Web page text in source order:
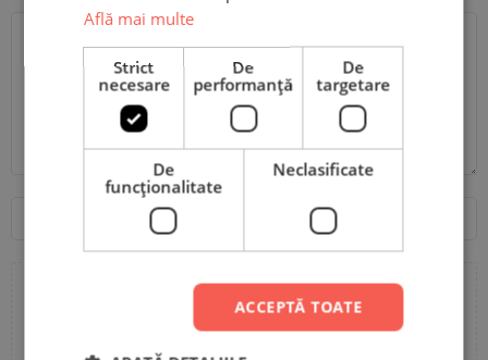
Scrie recenzia ta
Adaugă poze sau video la recenzia ta
Află mai multe
Strict
necesare
De
performanță
De
targetare
De
funcţionalitate
Neclasificate
ACCEPTĂ TOATE